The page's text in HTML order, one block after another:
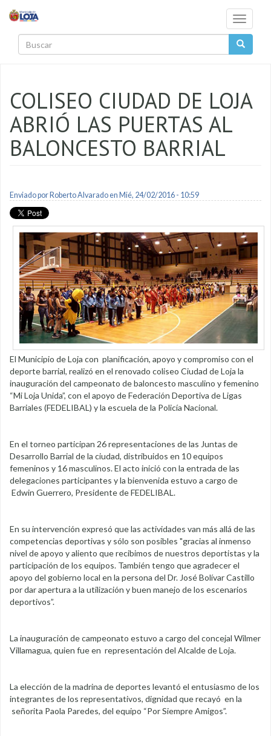
Toggle
COLISEO CIUDAD DE LOJA
ABRIÓ LAS PUERTAS AL
BALONCESTO BARRIAL
Enviado por Roberto Alvaradoen Mié, 24/02/2016 - 10:59
El Municipio de Loja con planificación, apoyo y compromiso con el
deporte barrial, realizó en el renovado coliseo Ciudad de Loja la
inauguración del campeonato de baloncesto masculino y femenino
“Mi Loja Unida”, con el apoyo de Federación Deportiva de Ligas
Barriales (FEDELIBAL) y la escuela de la Policía Nacional.
En el torneo participan 26 representaciones de las Juntas de
Desarrollo Barrial de la ciudad, distribuidos en 10 equipos
femeninos y 16 masculinos. El acto inició con la entrada de las
delegaciones participantes y la bienvenida estuvo a cargo de
Edwin Guerrero, Presidente de FEDELIBAL.
En su intervención expresó que las actividades van más allá de las
competencias deportivas y sólo son posibles "gracias al inmenso
nivel de apoyo y aliento que recibimos de nuestros deportistas y la
participación de los equipos. También tengo que agradecer el
apoyo del gobierno local en la persona del Dr. José Bolívar Castillo
por dar apertura a la utilización y buen manejo de los escenarios
deportivos”.
La inauguración de campeonato estuvo a cargo del concejal Wilmer
Villamagua, quien fue en representación del Alcalde de Loja.
La elección de la madrina de deportes levantó el entusiasmo de los
integrantes de los representativos, dignidad que recayó en la
señorita Paola Paredes, del equipo “Por Siempre Amigos”.